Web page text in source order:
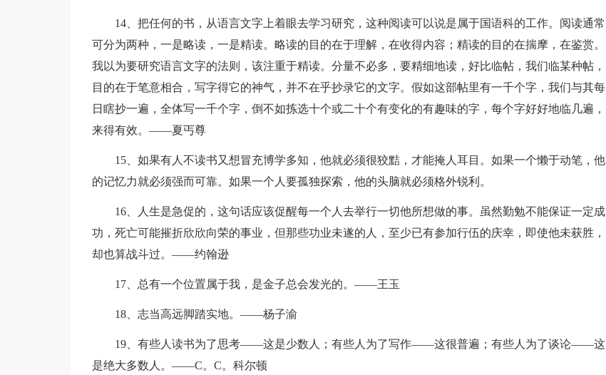
14、把任何的书，从语言文字上着眼去学习研究，这种阅读可以说是属于国语科的工作。阅读通常
可分为两种，一是略读，一是精读。略读的目的在于理解，在收得内容；精读的目的在揣摩，在鉴赏。
我以为要研究语言文字的法则，该注重于精读。分量不必多，要精细地读，好比临帖，我们临某种帖，
目的在于笔意相合，写字得它的神气，并不在乎抄录它的文字。假如这部帖里有一千个字，我们与其每
日瞎抄一遍，全体写一千个字，倒不如拣选十个或二十个有变化的有趣味的字，每个字好好地临几遍，
来得有效。——夏丐尊
15、如果有人不读书又想冒充博学多知，他就必须很狡黠，才能掩人耳目。如果一个懒于动笔，他
的记忆力就必须强而可靠。如果一个人要孤独探索，他的头脑就必须格外锐利。
16、人生是急促的，这句话应该促醒每一个人去举行一切他所想做的事。虽然勤勉不能保证一定成
功，死亡可能摧折欣欣向荣的事业，但那些功业未遂的人，至少已有参加行伍的庆幸，即使他未获胜，
却也算战斗过。——约翰逊
17、总有一个位置属于我，是金子总会发光的。——王玉
18、志当高远脚踏实地。——杨子渝
19、有些人读书为了思考——这是少数人；有些人为了写作——这很普遍；有些人为了谈论——这
是绝大多数人。——C。C。科尔顿